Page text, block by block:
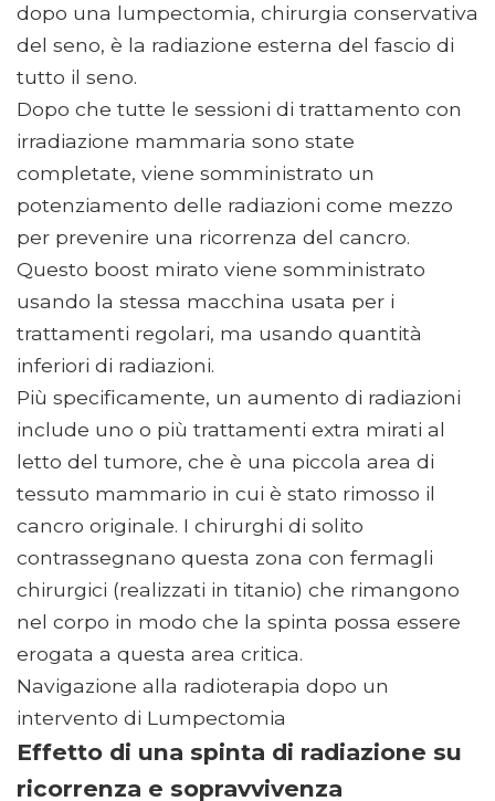
dopo una lumpectomia, chirurgia conservativa
del seno, è la radiazione esterna del fascio di
tutto il seno.
Dopo che tutte le sessioni di trattamento con
irradiazione mammaria sono state
completate, viene somministrato un
potenziamento delle radiazioni come mezzo
per prevenire una ricorrenza del cancro.
Questo boost mirato viene somministrato
usando la stessa macchina usata per i
trattamenti regolari, ma usando quantità
inferiori di radiazioni.
Più specificamente, un aumento di radiazioni
include uno o più trattamenti extra mirati al
letto del tumore, che è una piccola area di
tessuto mammario in cui è stato rimosso il
cancro originale. I chirurghi di solito
contrassegnano questa zona con fermagli
chirurgici (realizzati in titanio) che rimangono
nel corpo in modo che la spinta possa essere
erogata a questa area critica.
Navigazione alla radioterapia dopo un
intervento di Lumpectomia
Effetto di una spinta di radiazione su
ricorrenza e sopravvivenza